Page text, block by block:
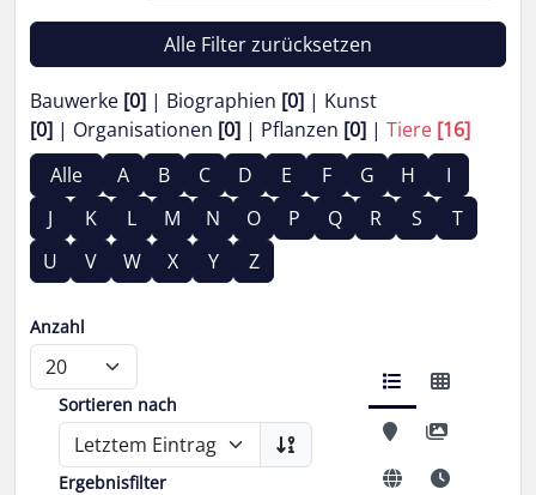
Alle Filter zurücksetzen
Bauwerke [0] Biographien [0]
Kunst
[0]
Organisationen [0] Pflanzen [0] Tiere [16]
Alle
A B C D E F G H
I
J
K L M N O P Q R S
T
U
V W X Y Z
Anzahl
Sortieren nach
Ergebnisfilter